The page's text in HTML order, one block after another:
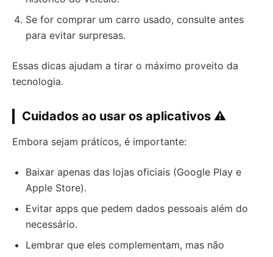
Se for comprar um carro usado, consulte antes
para evitar surpresas.
Essas dicas ajudam a tirar o máximo proveito da
tecnologia.
Cuidados ao usar os aplicativos ⚠️
Embora sejam práticos, é importante:
Baixar apenas das lojas oficiais (Google Play e
Apple Store).
Evitar apps que pedem dados pessoais além do
necessário.
Lembrar que eles complementam, mas não